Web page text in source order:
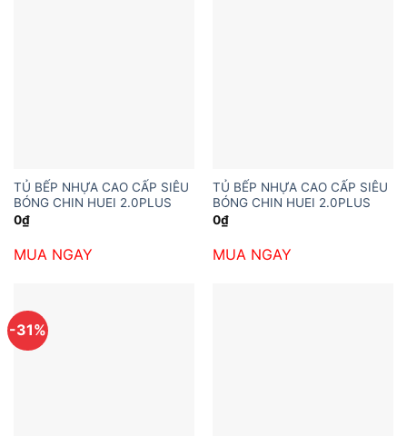
TỦ BẾP NHỰA CAO CẤP SIÊU
BÓNG CHIN HUEI 2.0PLUS
0₫
MUA NGAY
TỦ BẾP NHỰA CAO CẤP SIÊU
BÓNG CHIN HUEI 2.0PLUS
0₫
MUA NGAY
-31%